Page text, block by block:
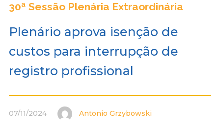
30ª Sessão Plenária Extraordinária
Plenário aprova isenção de
custos para interrupção de
registro profissional
07/11/2024 Antonio Grzybowski